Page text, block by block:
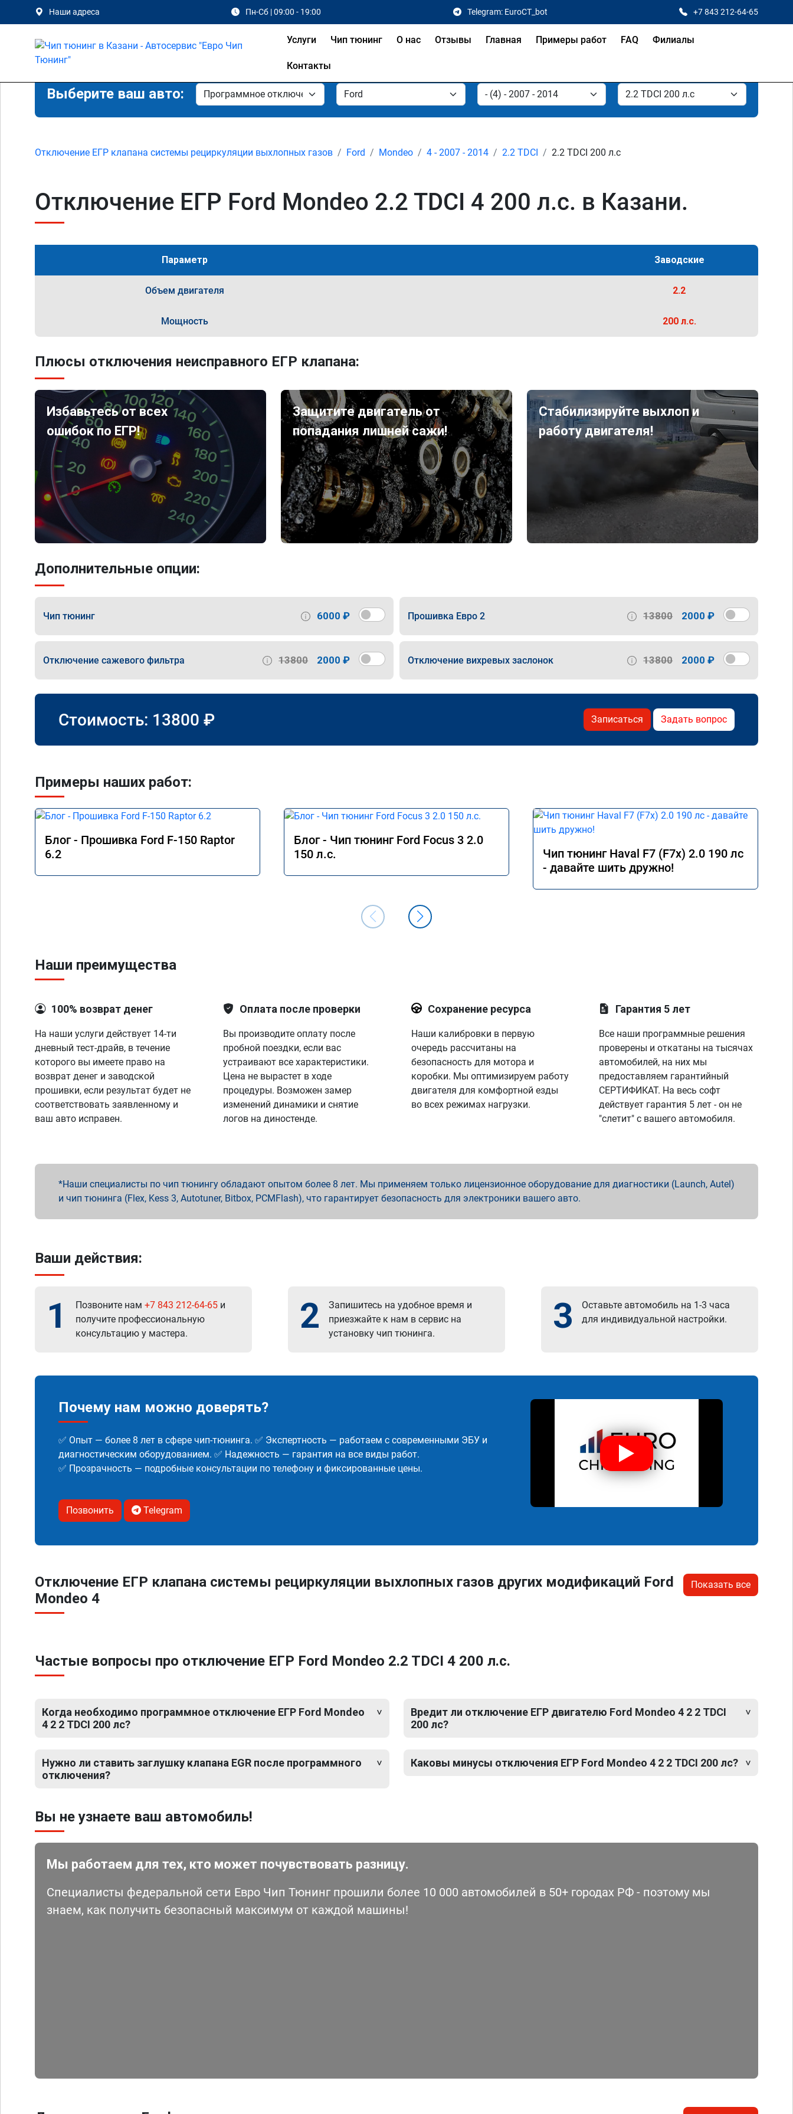
Наши адреса Пн-Сб | 09:00 - 19:00 Telegram: EuroCT_bot +7 843 212-64-65
Услуги Чип тюнинг О нас Отзывы Главная Примеры работ FAQ Филиалы
Контакты
Выберите ваш авто:
Отключение ЕГР клапана системы рециркуляции выхлопных газов Ford Mondeo 4 - 2007 - 2014 2.2 TDCI 2.2 TDCI 200 л.с
Отключение ЕГР Ford Mondeo 2.2 TDCI 4 200 л.с. в Казани.
Параметр Заводские
Объем двигателя 2.2
Мощность 200 л.с.
Плюсы отключения неисправного ЕГР клапана:
Избавьтесь от всех
ошибок по ЕГР!
Защитите двигатель от
попадания лишней сажи!
Стабилизируйте выхлоп и
работу двигателя!
Дополнительные опции:
Чип тюнинг 6000 ₽ Прошивка Евро 2 13800 2000 ₽
Отключение сажевого фильтра 13800 2000 ₽ Отключение вихревых заслонок 13800 2000 ₽
Стоимость: 13800 ₽ Записаться Задать вопрос
Примеры наших работ:
Блог - Прошивка Ford F-150 Raptor
6.2
Блог - Чип тюнинг Ford Focus 3 2.0
150 л.с.
Чип тюнинг Haval F7 (F7x) 2.0 190 лс
- давайте шить дружно!
Наши преимущества
100% возврат денег
На наши услуги действует 14-ти
дневный тест-драйв, в течение
которого вы имеете право на
возврат денег и заводской
прошивки, если результат будет не
соответствовать заявленному и
ваш авто исправен.
Оплата после проверки
Вы производите оплату после
пробной поездки, если вас
устраивают все характеристики.
Цена не вырастет в ходе
процедуры. Возможен замер
изменений динамики и снятие
логов на диностенде.
Сохранение ресурса
Наши калибровки в первую
очередь рассчитаны на
безопасность для мотора и
коробки. Мы оптимизируем работу
двигателя для комфортной езды
во всех режимах нагрузки.
Гарантия 5 лет
Все наши программные решения
проверены и откатаны на тысячах
автомобилей, на них мы
предоставляем гарантийный
СЕРТИФИКАТ. На весь софт
действует гарантия 5 лет - он не
"слетит" с вашего автомобиля.
Наши специалисты по чип тюнингу обладают опытом более 8 лет. Мы применяем только лицензионное оборудование для диагностики (Launch, Autel)
и чип тюнинга (Flex, Kess 3, Autotuner, Bitbox, PCMFlash), что гарантирует безопасность для электроники вашего авто.
Ваши действия:
1 Позвоните нам +7 843 212-64-65 и
получите профессиональную
консультацию у мастера.
2
Запишитесь на удобное время и
приезжайте к нам в сервис на
установку чип тюнинга.
3
Оставьте автомобиль на 1-3 часа
для индивидуальной настройки.
Почему нам можно доверять?
✅ Опыт — более 8 лет в сфере чип-тюнинга. ✅ Экспертность — работаем с современными ЭБУ и
диагностическим оборудованием. ✅ Надежность — гарантия на все виды работ.
✅ Прозрачность — подробные консультации по телефону и фиксированные цены.
Позвонить Telegram
Отключение ЕГР клапана системы рециркуляции выхлопных газов других модификаций Ford
Mondeo 4
Показать все
Частые вопросы про отключение ЕГР Ford Mondeo 2.2 TDCI 4 200 л.с.
Когда необходимо программное отключение ЕГР Ford Mondeo
4 2 2 TDCI 200 лс?
Нужно ли ставить заглушку клапана EGR после программного
отключения?
Вредит ли отключение ЕГР двигателю Ford Mondeo 4 2 2 TDCI
200 лс?
Каковы минусы отключения ЕГР Ford Mondeo 4 2 2 TDCI 200 лс?
Вы не узнаете ваш автомобиль!
Мы работаем для тех, кто может почувствовать разницу.
Специалисты федеральной сети Евро Чип Тюнинг прошили более 10 000 автомобилей в 50+ городах РФ - поэтому мы
знаем, как получить безопасный максимум от каждой машины!